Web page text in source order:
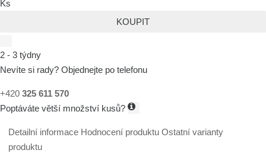
Ks
KOUPIT
2 - 3 týdny
Nevíte si rady? Objednejte po telefonu
+420 325 611 570
Poptáváte větší množství kusů?
Detailní informace Hodnocení produktuOstatní varianty
produktu